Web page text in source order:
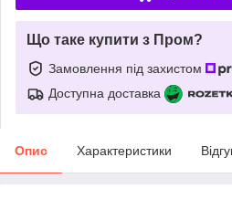
Що таке купити з Пром?
Замовлення під захистом
Доступна доставка
Опис Характеристики